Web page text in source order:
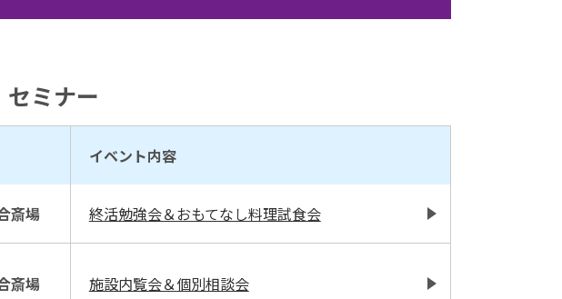
ミナー
イベント内容
斎場 終活勉強会＆おもてなし料理試食会
斎場 施設内覧会＆個別相談会